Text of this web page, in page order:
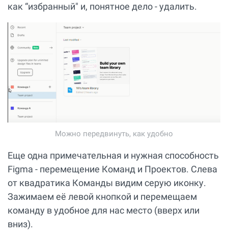
как “избранный" и, понятное дело - удалить.
Можно передвинуть, как удобно
Еще одна примечательная и нужная способность
Figma - перемещение Команд и Проектов. Слева
от квадратика Команды видим серую иконку.
Зажимаем её левой кнопкой и перемещаем
команду в удобное для нас место (вверх или
вниз).